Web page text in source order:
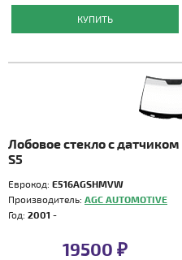
КУПИТЬ
Лобовое стекло с
S5
Еврокод: E516AGSHMVW
Производитель: AGC AUTOMOTIVE
Год: 2001 -
19500 ₽